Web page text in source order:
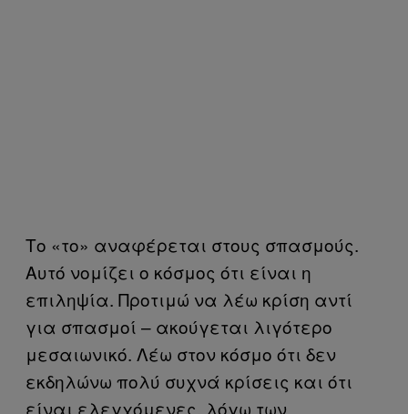
Το «το» αναφέρεται στους σπασμούς.
Αυτό νομίζει ο κόσμος ότι είναι η
επιληψία. Προτιμώ να λέω κρίση αντί
για σπασμοί – ακούγεται λιγότερο
μεσαιωνικό. Λέω στον κόσμο ότι δεν
εκδηλώνω πολύ συχνά κρίσεις και ότι
είναι ελεγχόμενες, λόγω των